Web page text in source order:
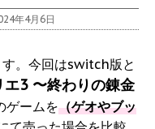
年4月6日
。今回はswitch版と
エ3 〜終わりの錬金
ゲームを（ゲオやブッ